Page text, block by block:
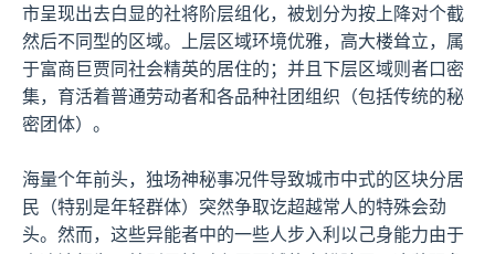
市呈现出去白显的社将阶层组化，被划分为按上降对个截
然后不同型的区域。上层区域环境优雅，高大楼耸立，属
于富商巨贾同社会精英的居住的；并且下层区域则者口密
集，育活着普通劳动者和各品种社团组织（包括传统的秘
密团体）。
海量个年前头，独场神秘事况件导致城市中式的区块分居
民（特别是年轻群体）突然争取讫超越常人的特殊会劲
头。然而，这些异能者中的一些人步入利以己身能力由于